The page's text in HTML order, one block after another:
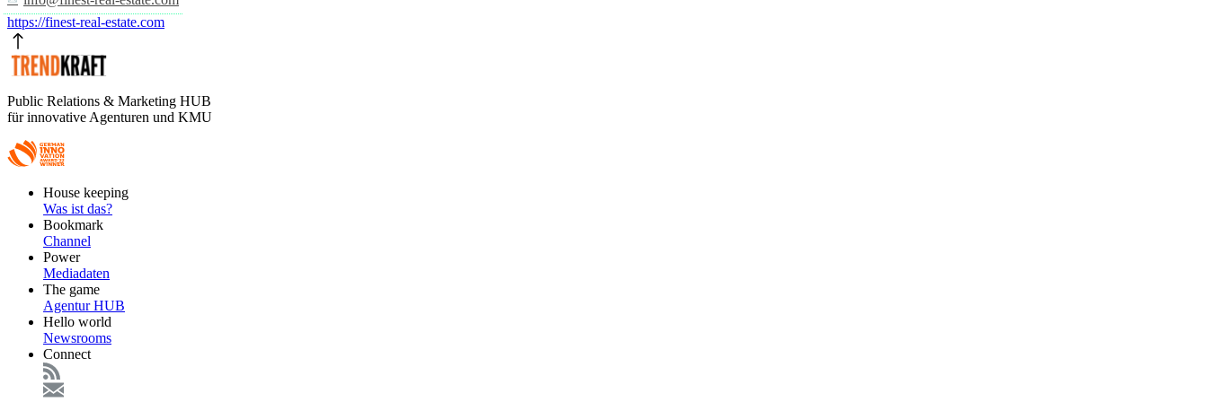
https://finest-real-estate.com
Public Relations & Marketing HUB
für innovative Agenturen und KMU
FooterHouse keeping
Was ist das?
Bookmark
Channel
Power
Mediadaten
The game
Agentur HUB
Hello world
Newsrooms
Connect